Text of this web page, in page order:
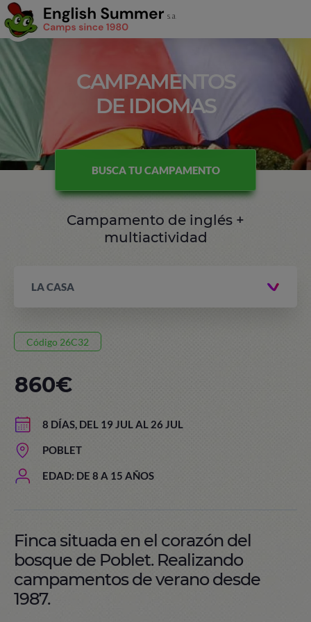
CAMPAMENTOS
DE IDIOMAS
BUSCA TU CAMPAMENTO
Campamento de inglés +
multiactividad
LA CASA
Código 26C32
8 DÍAS, DEL 19 JUL AL 26 JUL
POBLET
EDAD: DE 8 A 15 AÑOS
860€
Finca situada en el corazón del
bosque de Poblet. Realizando
campamentos de verano desde
1987.